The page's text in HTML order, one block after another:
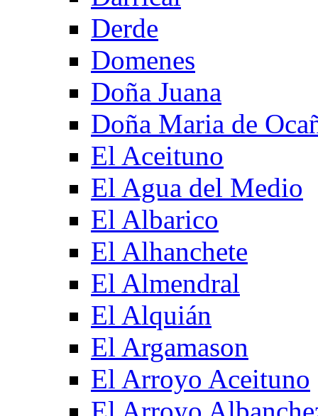
Derde
Domenes
Doña Juana
Doña Maria de
El Aceituno
El Agua del Medio
El Albarico
El Alhanchete
El Almendral
El Alquián
El Argamason
El Arroyo Aceituno